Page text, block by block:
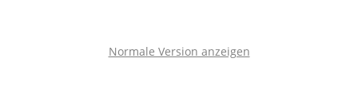
Normale Version anzeigen